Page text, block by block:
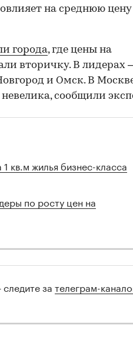
на среднюю цену
города, где цены на
вторичку. В лидерах
и Омск. В
сообщили
кв.м жилья бизнес-класса
по росту цен на
зателеграм-